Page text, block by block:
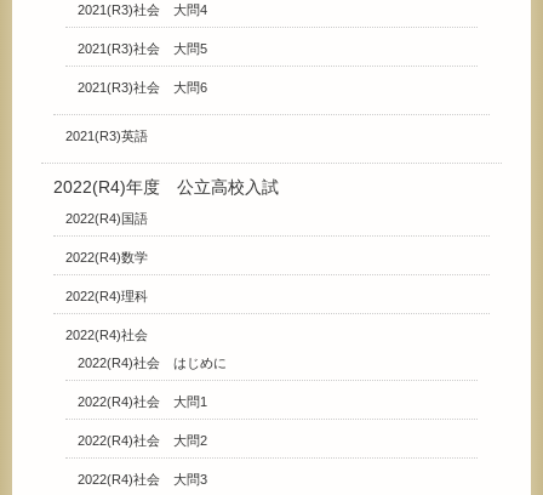
2021(R3)社会 大問4
2021(R3)社会 大問5
2021(R3)社会 大問6
2021(R3)英語
2022(R4)年度 公立高校入試
2022(R4)国語
2022(R4)数学
2022(R4)理科
2022(R4)社会
2022(R4)社会 はじめに
2022(R4)社会 大問1
2022(R4)社会 大問2
2022(R4)社会 大問3